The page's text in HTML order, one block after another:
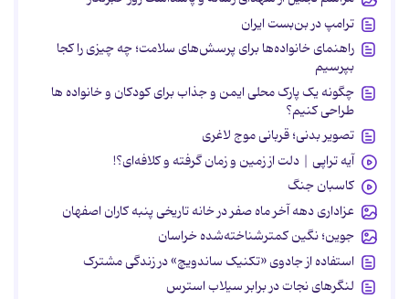
ترامپ در بن‌بست ایران
راهنمای خانواده‌ها برای پرسش‌های سلامت؛ چه چیزی را کجا
بپرسیم
چگونه یک پارک محلی ایمن و جذاب برای کودکان و خانواده ها
طراحی کنیم؟
تصویر بدنی؛ قربانی موج لاغری
آیه تراپی | دلت از زمین و زمان گرفته و کلافه‌ای؟!
کاسبان جنگ
عزاداری دهه آخر ماه صفر در خانه تاریخی پنبه کاران اصفهان
جوین؛ نگین کمترشناخته‌شده خراسان
استفاده از جادوی «تکنیک ساندویچ» در زندگی مشترک
لنگرهای نجات در برابر سیلاب استرس